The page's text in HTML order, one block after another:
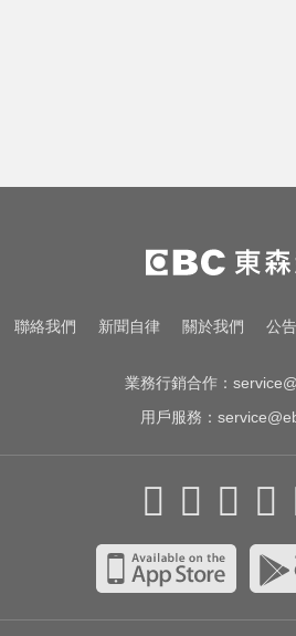
來電池大洗牌
「白海豚」逼近！最新暴
率曝 一縣市達59％
中職／陳傑憲轟2分砲貢
聯絡我們 新聞自律 關於我們 公告
業務行銷合作：
用戶服務：